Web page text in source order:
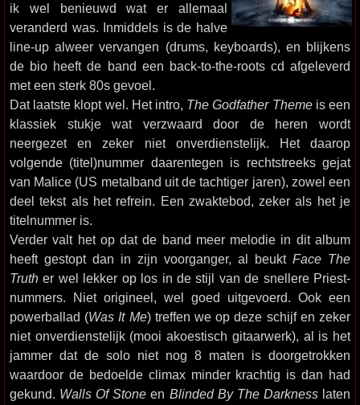
ik wel benieuwd wat er allemaal
veranderd was. Inmiddels is de halve
line-up alweer vervangen (drums, keyboards), en blijkens
de bio heeft de band een back-to-the-roots cd afgeleverd
met een sterk 80s gevoel.
Dat laatste klopt wel. Het intro, The Godfather Themeis een
klassiek stukje wat verzwaard door de heren wordt
neergezet en zeker niet onverdienstelijk. Het daarop
volgende (titel)nummer daarentegen is rechtstreeks gejat
van Malice (US metalband uit de tachtiger jaren), zowel een
deel tekst als het refrein. Een zwaktebod, zeker als het je
titelnummer is.
Verder valt het op dat de band meer melodie in dit album
heeft gestopt dan in zijn voorganger, al beukt Face The
Truth er wel lekker op los in de stijl van de snellere Priest-
nummers. Niet origineel, wel goed uitgevoerd. Ook een
powerballad (Was It Me) treffen we op deze schijf en zeker
niet onverdienstelijk (mooi akoestisch gitaarwerk), al is het
jammer dat de solo niet nog 8 maten is doorgetrokken
waardoor de bedoelde climax minder krachtig is dan had
gekund. Walls Of Stone en Blinded By The Darknesslaten